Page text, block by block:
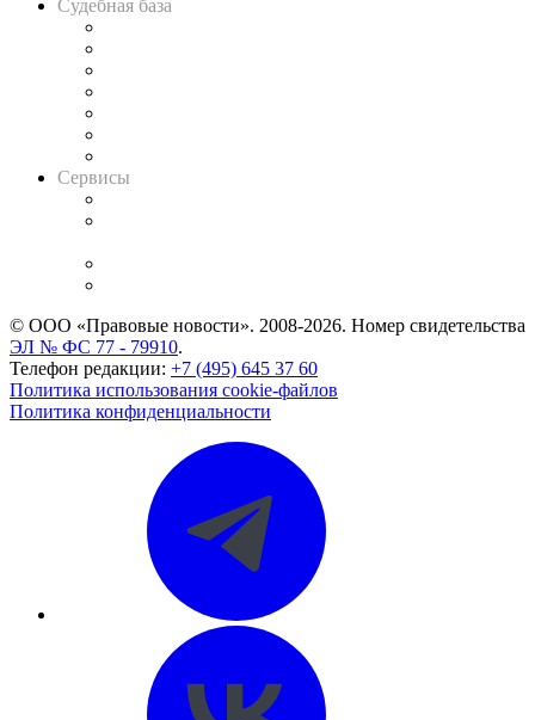
Судебная база
Сервисы
© ООО «Правовые новости». 2008-2026. Номер свидетельства
ЭЛ № ФС 77 - 79910.
Телефон редакции: +7 (495) 645 37 60
Политика использования cookie-файлов
Политика конфиденциальности